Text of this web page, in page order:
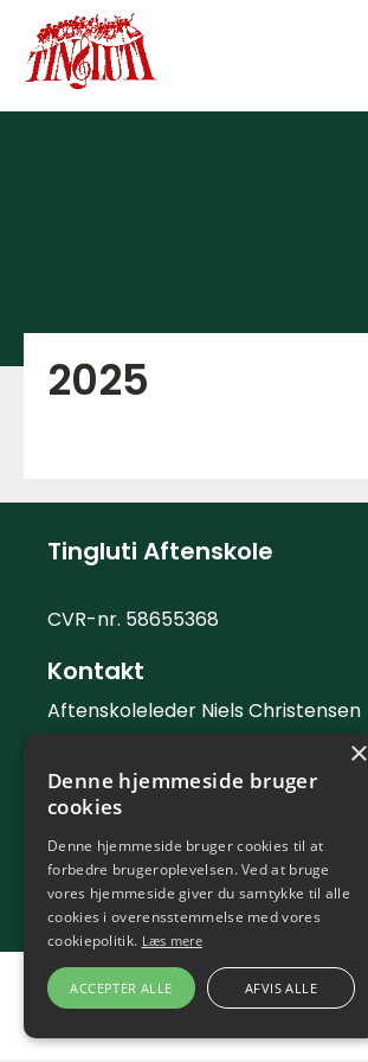
Links
Bestyrelsesreferater
2025
Tingluti Aftenskole
CVR-nr. 58655368
Kontakt
Aftenskoleleder Niels Christensen
Mail:info@tingluti.dk
Telefontid
Kontortid tirsdag og torsdag 9 - 12
En del af
×
Denne hjemmeside bruger
cookies
Denne hjemmeside bruger cookies til at
forbedre brugeroplevelsen. Ved at bruge
vores hjemmeside giver du samtykke til alle
cookies i overensstemmelse med vores
cookiepolitik. Læs mere
ACCEPTER ALLE AFVIS ALLE